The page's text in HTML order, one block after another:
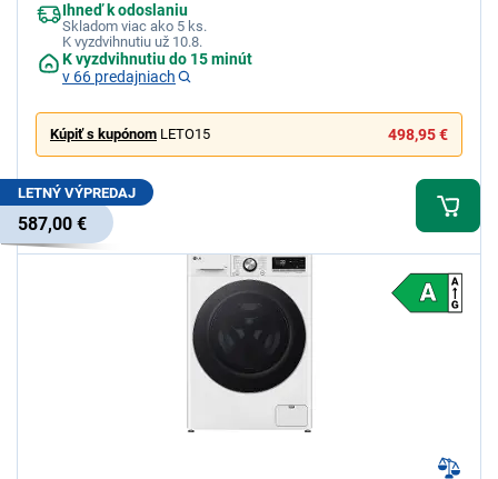
Ihneď k odoslaniu
Skladom viac ako 5 ks.
K vyzdvihnutiu už 10.8.
K vyzdvihnutiu do 15 minút
v 66 predajniach
Kúpiť s kupónom LETO15 498,95 €
LETNÝ VÝPREDAJ
587,00 €